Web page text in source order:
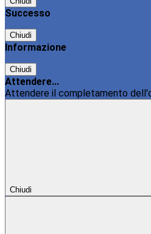
Successo
Chiudi
Informazione
Chiudi
Attendere...
Attendere il completamento
Chiudi